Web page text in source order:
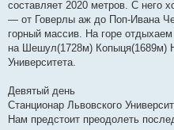
составляет 2020 метров. С него
— от Говерлы аж до Поп-Ивана
горный массив. На горе
на Шешул(1728м) Копыця(1689м)
Университета.
Девятый день
Станционар Львовского
Нам предстоит преодолеть